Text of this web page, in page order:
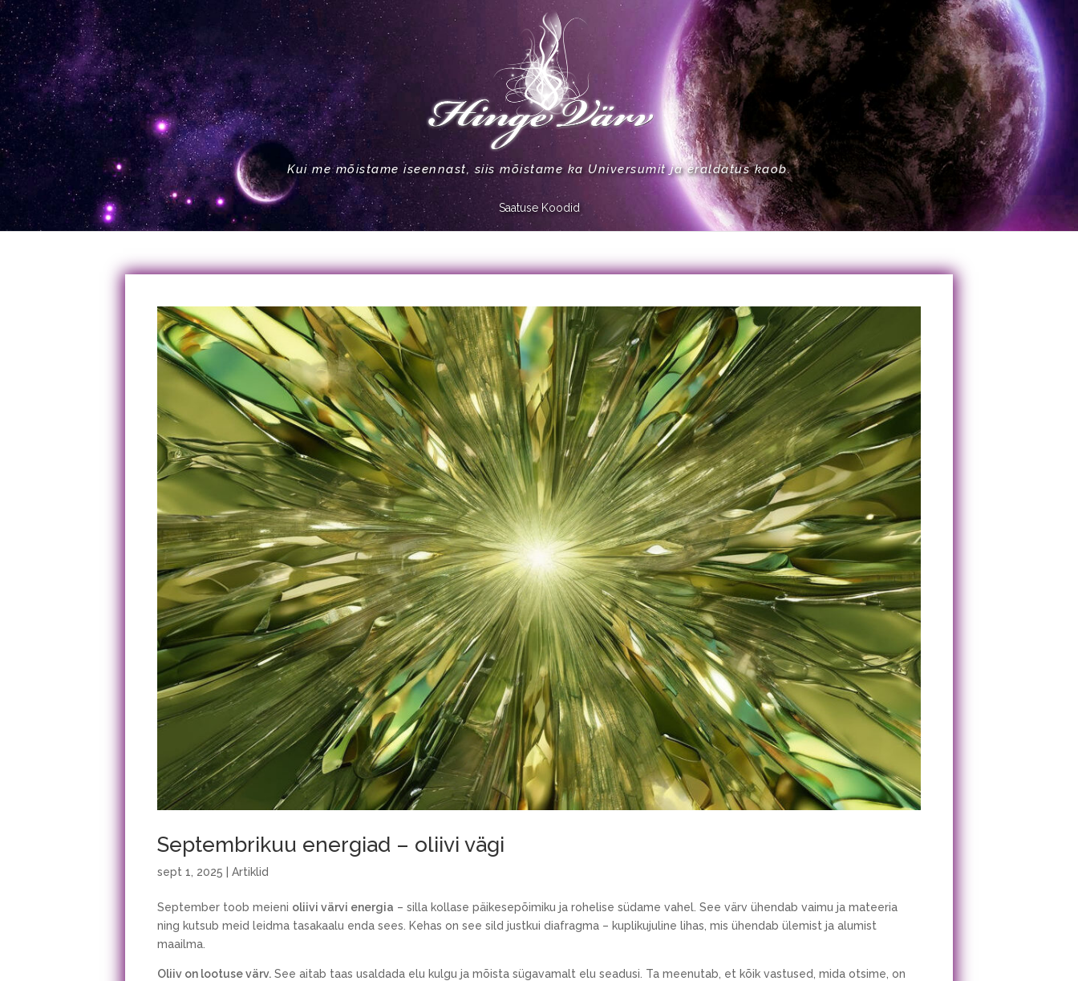
Kui me mõistame iseennast, siis mõistame ka Universumit ja eraldatus kaob.
Saatuse Koodid
Septembrikuu energiad – oliivi vägi
sept 1, 2025 Artiklid
September toob meieni oliivi värvi energia – silla kollase päikesepõimiku ja rohelise südame vahel. See värv ühendab vaimu ja mateeria
ning kutsub meid leidma tasakaalu enda sees. Kehas on see sild justkui diafragma – kuplikujuline lihas, mis ühendab ülemist ja alumist
maailma.
Oliiv on lootuse värv.See aitab taas usaldada elu kulgu ja mõista sügavamalt elu seadusi. Ta meenutab, et kõik vastused, mida otsime, on